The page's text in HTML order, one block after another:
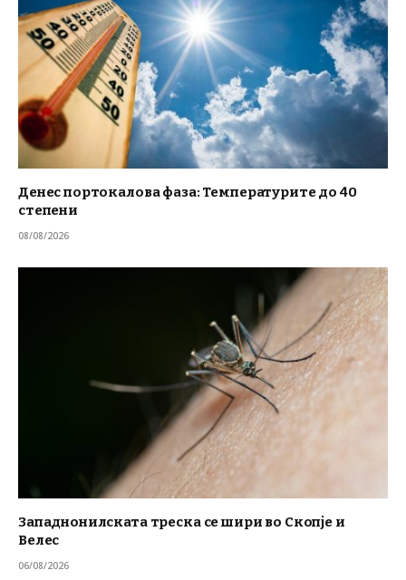
Денес портокалова фаза: Температурите до 40
степени
08/08/2026
Западнонилската треска се шири во Скопје и
Велес
06/08/2026